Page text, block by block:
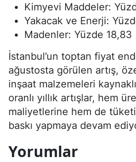
Kimyevi Maddeler:
Yakacak ve Enerji:
Madenler: Yüzde 18,83
İstanbul’un toptan fiyat
ağustosta görülen artış,
inşaat malzemeleri
oranlı yıllık artışlar, hem
maliyetlerine hem de
baskı yapmaya devam
Yorumlar